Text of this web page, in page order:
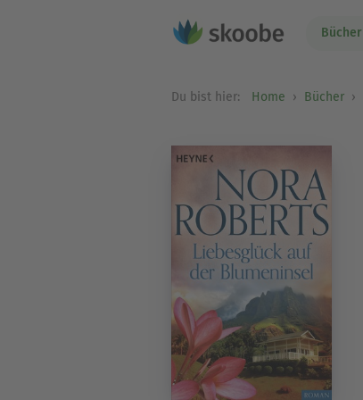
Bücher
Du bist hier: Home Bücher